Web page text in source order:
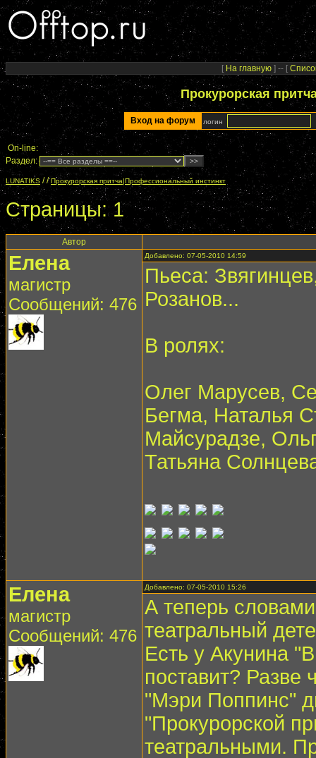
[ На главную] -- [
Прокурорская
Вход на форум логин
On-line:
Раздел:
LUNATIKS //Прокурорская притча|Профессиональный инстинкт
Страницы: 1
Автор
Елена
магистр
Сообщений: 476
Добавлено: 07-05-2010 14:59
Пьеса:
Розанов...
В ролях:
Олег Марусев,
Бегма, Наталья
Майсурадзе,
Татьяна
Елена
магистр
Сообщений: 476
Добавлено: 07-05-2010 15:26
А теперь
театральный
Есть у Акунина
поставит? Разве
"Мэри Поппинс"
"Прокурорской
театральными.